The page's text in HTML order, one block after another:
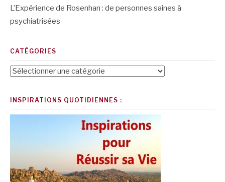
L’Expérience de Rosenhan : de personnes saines à
psychiatrisées
CATÉGORIES
Catégories
INSPIRATIONS QUOTIDIENNES :